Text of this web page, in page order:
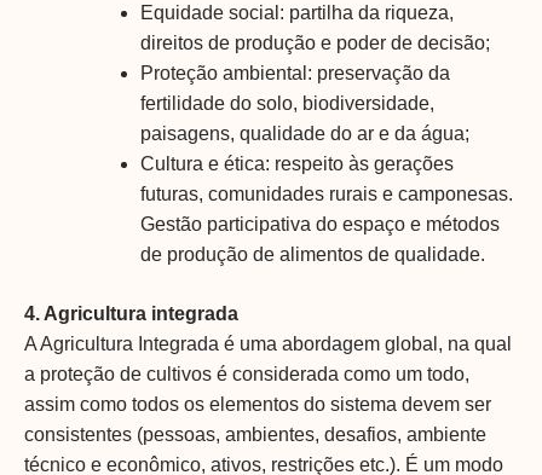
Equidade social: partilha da riqueza,
direitos de produção e poder de decisão;
Proteção ambiental: preservação da
fertilidade do solo, biodiversidade,
paisagens, qualidade do ar e da água;
Cultura e ética: respeito às gerações
futuras, comunidades rurais e camponesas.
Gestão participativa do espaço e métodos
de produção de alimentos de qualidade.
4. Agricultura integrada
A Agricultura Integrada é uma abordagem global, na qual
a proteção de cultivos é considerada como um todo,
assim como todos os elementos do sistema devem ser
consistentes (pessoas, ambientes, desafios, ambiente
técnico e econômico, ativos, restrições etc.). É um modo